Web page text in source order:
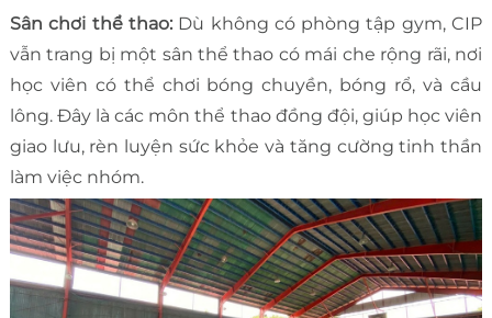
Sân chơi thể thao:Dù không có phòng tập gym, CIP
vẫn trang bị một sân thể thao có mái che rộng rãi, nơi
học viên có thể chơi bóng chuyền, bóng rổ, và cầu
lông. Đây là các môn thể thao đồng đội, giúp học viên
giao lưu, rèn luyện sức khỏe và tăng cường tinh thần
làm việc nhóm.